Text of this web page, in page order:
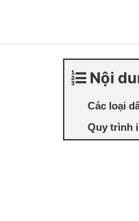
Nội
Các loại
Quy trình